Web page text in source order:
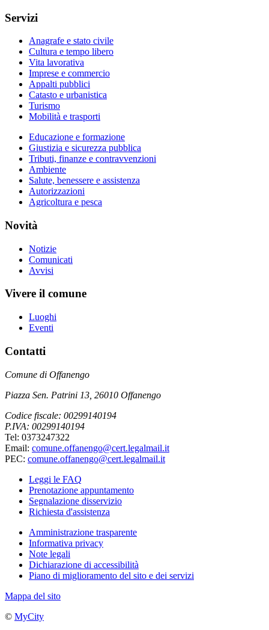
Servizi
Anagrafe e stato civile
Cultura e tempo libero
Vita lavorativa
Imprese e commercio
Appalti pubblici
Catasto e urbanistica
Turismo
Mobilità e trasporti
Educazione e formazione
Giustizia e sicurezza pubblica
Tributi, finanze e contravvenzioni
Ambiente
Salute, benessere e assistenza
Autorizzazioni
Agricoltura e pesca
Novità
Notizie
Comunicati
Avvisi
Vivere il comune
Luoghi
Eventi
Contatti
Comune di Offanengo
Piazza Sen. Patrini 13, 26010 Offanengo
Codice fiscale: 00299140194
P.IVA: 00299140194
Tel: 0373247322
Email: comune.offanengo@cert.legalmail.it
PEC: comune.offanengo@cert.legalmail.it
Leggi le FAQ
Prenotazione appuntamento
Segnalazione disservizio
Richiesta d'assistenza
Amministrazione trasparente
Informativa privacy
Note legali
Dichiarazione di accessibilità
Piano di miglioramento del sito e dei servizi
Mappa del sito
© MyCity